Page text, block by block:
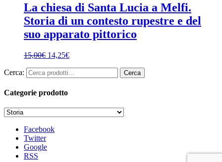
La chiesa di Santa Lucia a Melfi.
Storia di un contesto rupestre e del
suo apparato pittorico
15,00€ 14,25€
Cerca: Cerca
Categorie prodotto
Facebook
Twitter
Google
RSS